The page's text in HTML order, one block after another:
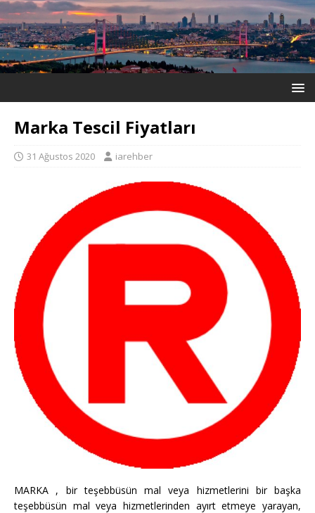
Marka Tescil Fiyatları
31 Ağustos 2020 iarehber
MARKA , bir teşebbüsün mal veya hizmetlerini bir başka
teşebbüsün mal veya hizmetlerinden ayırt etmeye yarayan,